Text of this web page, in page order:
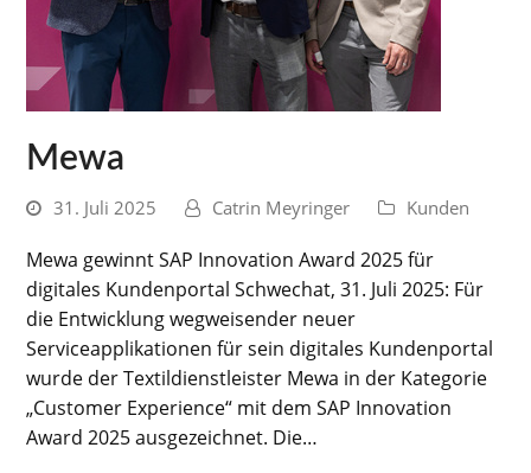
Mewa
31. Juli 2025 Catrin Meyringer Kunden
Mewa gewinnt SAP Innovation Award 2025 für
digitales Kundenportal Schwechat, 31. Juli 2025: Für
die Entwicklung wegweisender neuer
Serviceapplikationen für sein digitales Kundenportal
wurde der Textildienstleister Mewa in der Kategorie
„Customer Experience“ mit dem SAP Innovation
Award 2025 ausgezeichnet. Die…